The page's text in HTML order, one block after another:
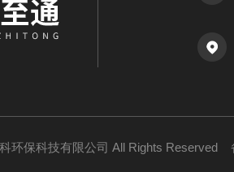
环保科技有限公司 All Rights Reserved